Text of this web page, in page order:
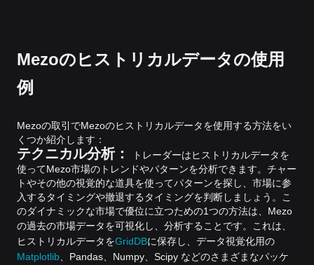
Mezoのヒストリカルデータの使用
例
Mezoの取引でMezoのヒストリカルデータを使用する方法をい
くつか紹介します：
テクニカル分析：
トレーダーはヒストリカルデータを
使ってMezo市場のトレンドやパターンを分析できます。チャー
トやその他の視覚的な道具を使ってパターンを探し、市場に参
入するタイミングや撤退するタイミングを判断しましょう。こ
のダイナミックな市場で優位に立つための1つの方法は、Mezo
の過去の市場データを可視化し、分析することです。
これは、
ヒストリカルデータをGridDBに保存し、データ視覚化用の
Matplotlib 、Pandas、Numpy、Scipy などのさまざまなパッケ